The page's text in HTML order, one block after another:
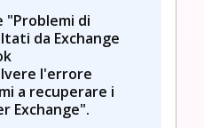
di
da Exchange
l'errore
a recuperare i
Exchange".